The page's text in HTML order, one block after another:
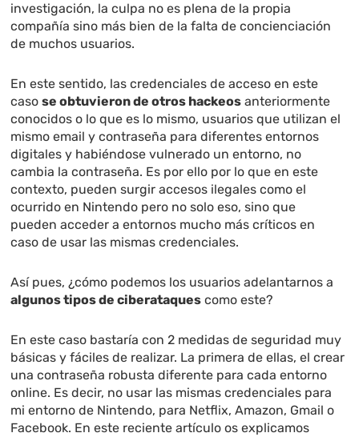
investigación, la culpa no es plena de la propia
compañía sino más bien de la falta de concienciación
de muchos usuarios.
En este sentido, las credenciales de acceso en este
casose obtuvieron de otros hackeos anteriormente
conocidos o lo que es lo mismo, usuarios que utilizan el
mismo email y contraseña para diferentes entornos
digitales y habiéndose vulnerado un entorno, no
cambia la contraseña. Es por ello por lo que en este
contexto, pueden surgir accesos ilegales como el
ocurrido en Nintendo pero no solo eso, sino que
pueden acceder a entornos mucho más críticos en
caso de usar las mismas credenciales.
Así pues, ¿cómo podemos los usuarios adelantarnos a
algunos tipos de ciberataques como este?
En este caso bastaría con 2 medidas de seguridad muy
básicas y fáciles de realizar. La primera de ellas, el crear
una contraseña robusta diferente para cada entorno
online. Es decir, no usar las mismas credenciales para
mi entorno de Nintendo, para Netflix, Amazon, Gmail o
Facebook. En este reciente artículo os explicamos